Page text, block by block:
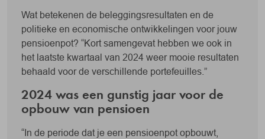
Wat betekenen de beleggingsresultaten en de
politieke en economische ontwikkelingen voor jouw
pensioenpot? “Kort samengevat hebben we ook in
het laatste kwartaal van 2024 weer mooie resultaten
behaald voor de verschillende portefeuilles.”
2024 was een gunstig jaar voor de
opbouw van pensioen
“In de periode dat je een pensioenpot opbouwt,